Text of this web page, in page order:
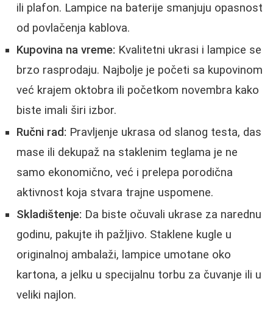
ili plafon. Lampice na baterije smanjuju opasnost
od povlačenja kablova.
Kupovina na vreme: Kvalitetni ukrasi i lampice se
brzo rasprodaju. Najbolje je početi sa kupovinom
već krajem oktobra ili početkom novembra kako
biste imali širi izbor.
Ručni rad: Pravljenje ukrasa od slanog testa, das
mase ili dekupaž na staklenim teglama je ne
samo ekonomično, već i prelepa porodična
aktivnost koja stvara trajne uspomene.
Skladištenje: Da biste očuvali ukrase za narednu
godinu, pakujte ih pažljivo. Staklene kugle u
originalnoj ambalaži, lampice umotane oko
kartona, a jelku u specijalnu torbu za čuvanje ili u
veliki najlon.